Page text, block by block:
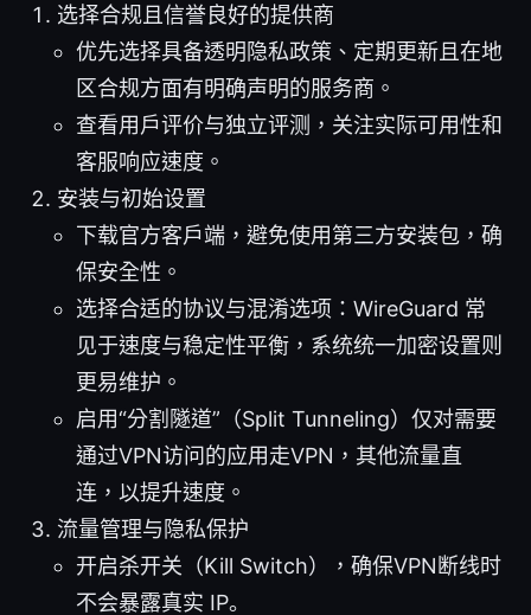
选择合规且信誉良好的提供商
优先选择具备透明隐私政策、定期更新且在地
区合规方面有明确声明的服务商。
查看用户评价与独立评测，关注实际可用性和
客服响应速度。
安装与初始设置
下载官方客户端，避免使用第三方安装包，确
保安全性。
选择合适的协议与混淆选项：WireGuard 常
见于速度与稳定性平衡，系统统一加密设置则
更易维护。
启用“分割隧道”（Split Tunneling）仅对需要
通过VPN访问的应用走VPN，其他流量直
连，以提升速度。
流量管理与隐私保护
开启杀开关（Kill Switch），确保VPN断线时
不会暴露真实 IP。